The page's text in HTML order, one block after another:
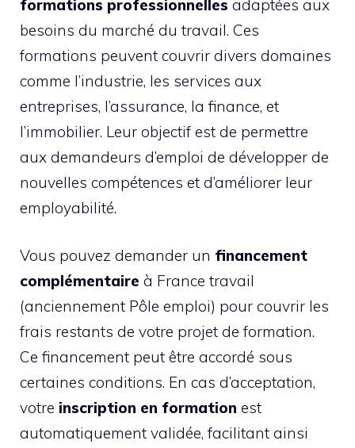
formations professionnelles adaptées aux
besoins du marché du travail. Ces
formations peuvent couvrir divers domaines
comme l’industrie, les services aux
entreprises, l’assurance, la finance, et
l’immobilier. Leur objectif est de permettre
aux demandeurs d’emploi de développer de
nouvelles compétences et d’améliorer leur
employabilité.
Vous pouvez demander un financement
complémentaire à France travail
(anciennement Pôle emploi) pour couvrir les
frais restants de votre projet de formation.
Ce financement peut être accordé sous
certaines conditions. En cas d’acceptation,
votre inscription en formation est
automatiquement validée, facilitant ainsi